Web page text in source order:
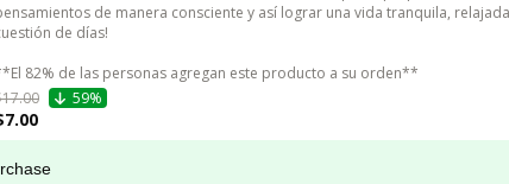
de manera consciente y así lograr una vida tranquila,
de días!
82% de las personas agregan este producto a su orden**
59%